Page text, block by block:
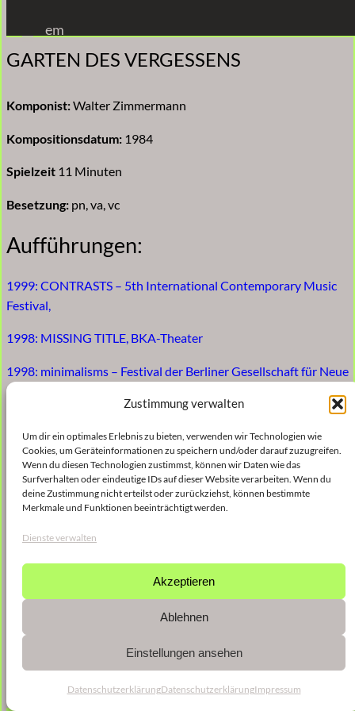
Zustimmung verwalten
Um dir ein optimales Erlebnis zu bieten, verwenden wir Technologien wie
Cookies, um Geräteinformationen zu speichern und/oder darauf zuzugreifen.
Wenn du diesen Technologien zustimmst, können wir Daten wie das
Surfverhalten oder eindeutige IDs auf dieser Website verarbeiten. Wenn du
deine Zustimmung nicht erteilst oder zurückziehst, können bestimmte
Merkmale und Funktionen beeinträchtigt werden.
Dienste verwalten
Akzeptieren
Ablehnen
Einstellungen ansehen
DatenschutzerklärungDatenschutzerklärungImpressum
Inhalt
springen
em
GARTEN DES VERGESSENS
Komponist:Walter Zimmermann
Kompositionsdatum: 1984
Spielzeit 11 Minuten
Besetzung: pn, va, vc
Aufführungen:
1999: CONTRASTS – 5th International Contemporary Music
Festival,
1998: MISSING TITLE, BKA-Theater
1998: minimalisms – Festival der Berliner Gesellschaft für Neue
Musik e.V., Podewil